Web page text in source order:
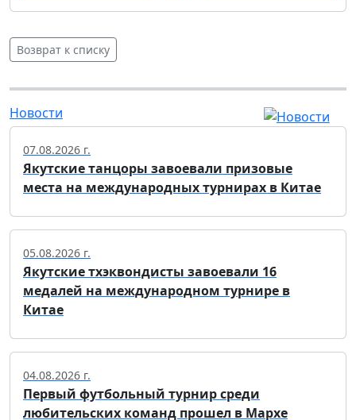
Возврат к списку
Новости
07.08.2026 г.
Якутские танцоры завоевали призовые
места на международных турнирах в Китае
05.08.2026 г.
Якутские тхэквондисты завоевали 16
медалей на международном турнире в
Китае
04.08.2026 г.
Первый футбольный турнир среди
любительских команд прошел в Мархе